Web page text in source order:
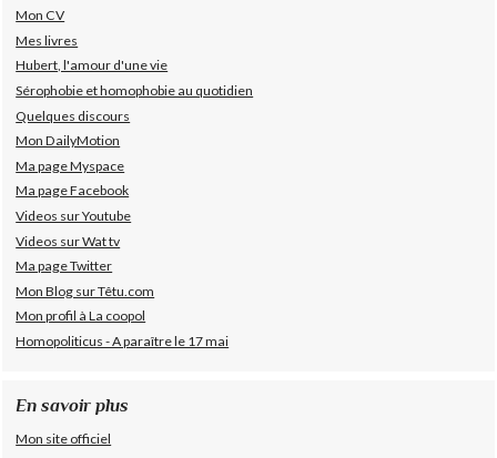
Mon CV
Mes livres
Hubert, l'amour d'une vie
Sérophobie et homophobie au quotidien
Quelques discours
Mon DailyMotion
Ma page Myspace
Ma page Facebook
Videos sur Youtube
Videos sur Wat tv
Ma page Twitter
Mon Blog sur Têtu.com
Mon profil à La coopol
Homopoliticus - A paraître le 17 mai
En savoir plus
Mon site officiel